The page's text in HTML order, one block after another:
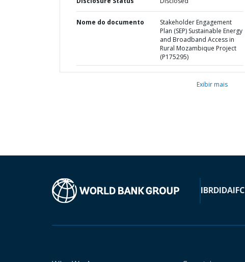
Nome do documento
Stakeholder Engagement
Plan (SEP) Sustainable Energy
and Broadband Access in
Rural Mozambique Project
(P175295)
Exibir mais
IBRDIDAIFC